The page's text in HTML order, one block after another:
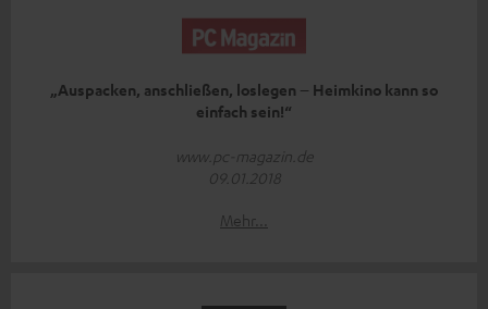
„Auspacken, anschließen, loslegen – Heimkino kann so
einfach sein!“
www.pc-magazin.de
09.01.2018
Mehr...